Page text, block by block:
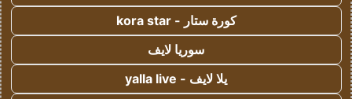
كورة ستار - kora star
سوريا لايف
يلا لايف - yalla live